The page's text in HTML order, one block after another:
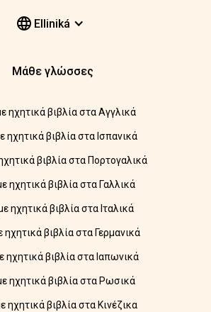
Elliniká
Μάθε γλώσσες
ηχητικά βιβλία στα Αγγλικά
ηχητικά βιβλία στα Ισπανικά
βιβλία στα Πορτογαλικά
ηχητικά βιβλία στα Γαλλικά
ηχητικά βιβλία στα Ιταλικά
ηχητικά βιβλία στα Γερμανικά
ηχητικά βιβλία στα Ιαπωνικά
ηχητικά βιβλία στα Ρωσικά
ηχητικά βιβλία στα Κινέζικα